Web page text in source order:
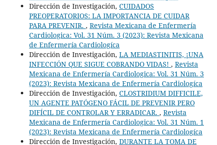
Dirección de Investigación, CUIDADOS
PREOPERATORIOS: LA IMPORTANCIA DE CUIDAR
PARA PREVENIR. , Revista Mexicana de Enfermería
Cardiologica: Vol. 31 Núm. 3 (2023): Revista Mexicana
de Enfermería Cardiologíca
Dirección de Investigación, LA MEDIASTINITIS, ¡UNA
INFECCIÓN QUE SIGUE COBRANDO VIDAS! , Revista
Mexicana de Enfermería Cardiologica: Vol. 31 Núm. 3
(2023): Revista Mexicana de Enfermería Cardiologíca
Dirección de Investigación, CLOSTRIDIUM DIFFICILE,
UN AGENTE PATÓGENO FÁCIL DE PREVENIR PERO
DIFÍCIL DE CONTROLAR Y ERRADICAR. , Revista
Mexicana de Enfermería Cardiologica: Vol. 31 Núm. 1
(2023): Revista Mexicana de Enfermería Cardiologíca
Dirección de Investigación, DURANTE LA TOMA DE